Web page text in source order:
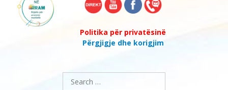
Politika për privatësinë
Përgjigje dhe korigjim
Search
for: